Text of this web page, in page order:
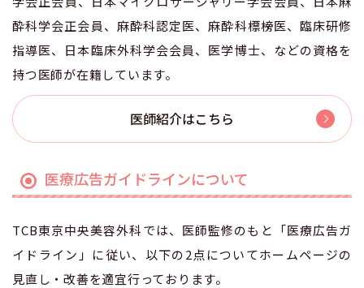
酔科学会正会員、麻酔科認定医、麻酔科標榜医、臨床研修
指導医、日本臨床外科学会会員、医学博士、などの資格を
持つ医師が在籍しています。
医師紹介はこちら
医療広告ガイドラインについて
TCB東京中央美容外科では、医師監修のもと「医療広告ガ
イドライン」に従い、以下の2点についてホームページの
見直し・改善を適宜行っております。